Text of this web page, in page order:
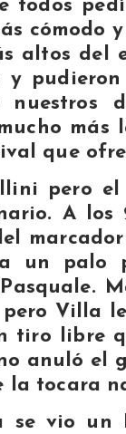
todos
cómodo
altos del
y
más
que
pero
A los
un palo
Villa
tiro libre
anuló el
la tocara
se vio un